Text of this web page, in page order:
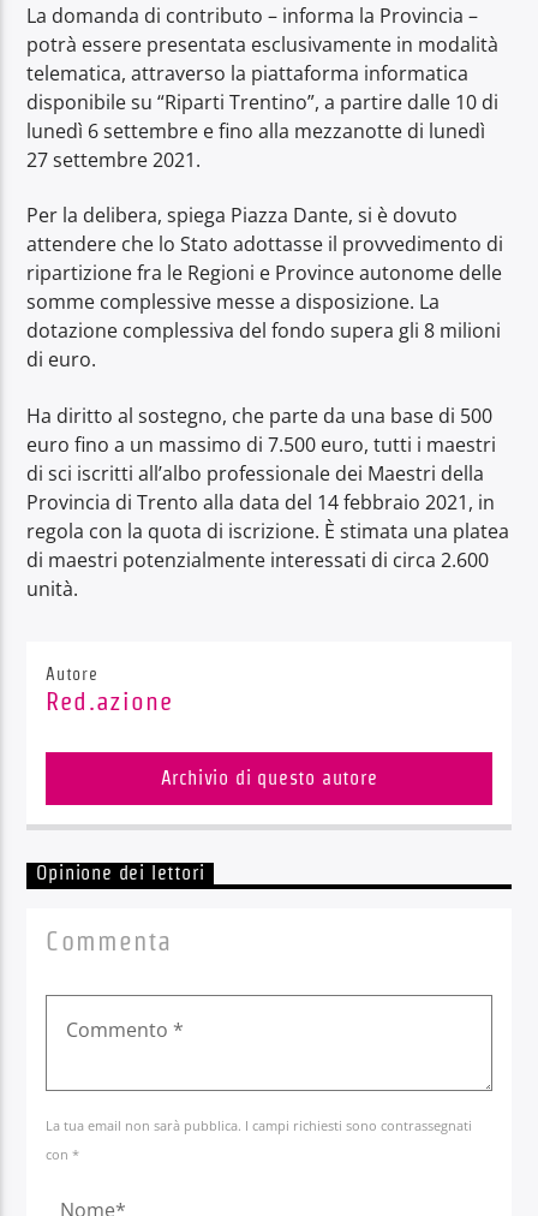
La domanda di contributo – informa la Provincia –
potrà essere presentata esclusivamente in modalità
telematica, attraverso la piattaforma informatica
disponibile su “Riparti Trentino”, a partire dalle 10 di
lunedì 6 settembre e fino alla mezzanotte di lunedì
27 settembre 2021.
Per la delibera, spiega Piazza Dante, si è dovuto
attendere che lo Stato adottasse il provvedimento di
ripartizione fra le Regioni e Province autonome delle
somme complessive messe a disposizione. La
dotazione complessiva del fondo supera gli 8 milioni
di euro.
Ha diritto al sostegno, che parte da una base di 500
euro fino a un massimo di 7.500 euro, tutti i maestri
di sci iscritti all’albo professionale dei Maestri della
Provincia di Trento alla data del 14 febbraio 2021, in
regola con la quota di iscrizione. È stimata una platea
di maestri potenzialmente interessati di circa 2.600
unità.
Autore
Red.azione
Archivio di questo autore
Opinione dei lettori
Commenta
La tua email non sarà pubblica. I campi richiesti sono contrassegnati
con *